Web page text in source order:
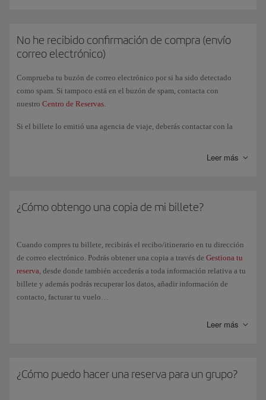
asientos...
Entrega prioritaria de equipaje
Tras la compra de tu billete en turista y desde Gestión de reservas o
desde Check-in, sabrás si eres candidato para poder optar a una clase
No he recibido confirmación de compra (envío
correo electrónico)
Comprueba tu buzón de correo electrónico por si ha sido detectado
como spam. Si tampoco está en el buzón de spam, contacta con
nuestro Centro de Reservas.
Si el billete lo emitió una agencia de viaje, deberás contactar con la
Leer más
¿Cómo obtengo una copia de mi billete?
Cuando compres tu billete, recibirás el recibo/itinerario en tu dirección
de correo electrónico. Podrás obtener una copia a través de Gestiona tu
reserva, desde donde también accederás a toda información relativa a tu
billete y además podrás recuperar los datos, añadir información de
contacto, facturar tu vuelo…
El día del vuelo, simplemente deberás identificarte en el aeropuerto con
Leer más
¿Cómo puedo hacer una reserva para un grupo?